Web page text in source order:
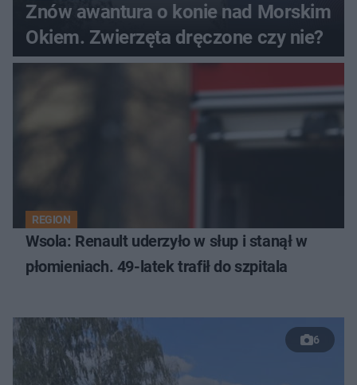
Znów awantura o konie nad Morskim
Okiem. Zwierzęta dręczone czy nie?
REGION
Wsola: Renault uderzyło w słup i stanął w
płomieniach. 49-latek trafił do szpitala
6